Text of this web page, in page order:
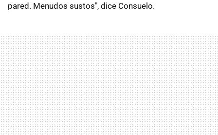
pared. Menudos sustos", dice Consuelo.